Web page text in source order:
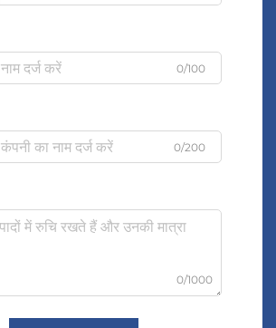
0/100
0/200
0/1000